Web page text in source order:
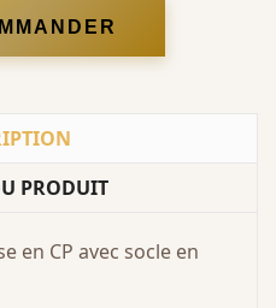
PRODUIT
en CP avec socle en